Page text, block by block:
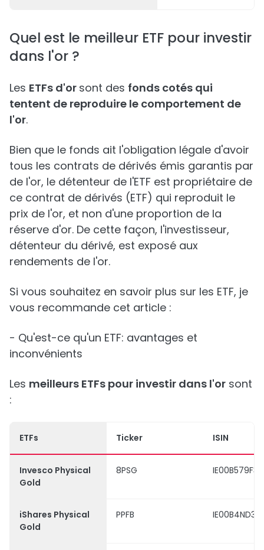
Quel est le meilleur ETF pour investir
dans l'or ?
Les ETFs d'or sont des fonds cotés qui
tentent de reproduire le comportement de
l'or.
Bien que le fonds ait l'obligation légale d'avoir
tous les contrats de dérivés émis garantis par
de l'or, le détenteur de l'ETF est propriétaire de
ce contrat de dérivés (ETF) qui reproduit le
prix de l'or, et non d'une proportion de la
réserve d'or. De cette façon, l'investisseur,
détenteur du dérivé, est exposé aux
rendements de l'or.
Si vous souhaitez en savoir plus sur les ETF, je
vous recommande cet article :
- Qu'est-ce qu'un ETF: avantages et
inconvénients
Les meilleurs ETFs pour investir dans l'or sont
:
ETFs Ticker ISIN
Invesco Physical
Gold
8PSG
iShares Physical
Gold
PPFB